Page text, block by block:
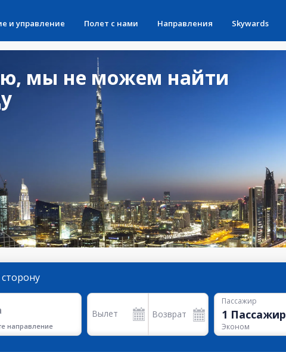
и управление Полет с нами Направления Skywards
мы не можем найти
направление
Вылет Возврат
Пассажир
1 Пассажир
Эконом